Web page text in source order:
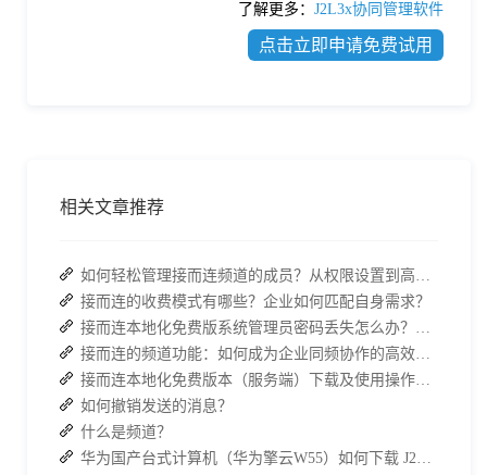
了解更多： J2L3x协同管理软件
点击立即申请免费试用
相关文章推荐
如何轻松管理接而连频道的成员？从权限设置到高效协作全指南
接而连的收费模式有哪些？企业如何匹配自身需求？
接而连本地化免费版系统管理员密码丢失怎么办？两种解决方案帮你快速恢复权限
接而连的频道功能：如何成为企业同频协作的高效枢纽？
接而连本地化免费版本（服务端）下载及使用操作手册
如何撤销发送的消息？
什么是频道？
华为国产台式计算机（华为擎云W55）如何下载 J2L3x 客户端